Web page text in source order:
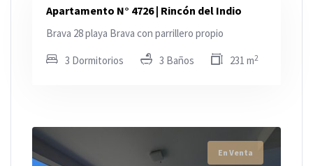
Apartamento N° 4726 | Rincón del Indio
Brava 28 playa Brava con parrillero propio
3 Dormitorios 3 Baños 231 m2
En Venta